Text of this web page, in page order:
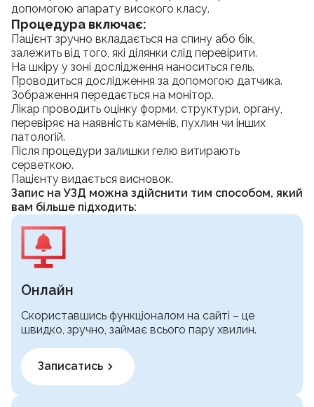
допомогою апарату високого класу.
Процедура включає:
Пацієнт зручно вкладається на спину або бік,
залежить від того, які ділянки слід перевірити.
На шкіру у зоні дослідження наноситься гель.
Проводиться дослідження за допомогою датчика.
Зображення передається на монітор.
Лікар проводить оцінку форми, структури, органу,
перевіряє на наявність каменів, пухлин чи інших
патологій.
Після процедури залишки гелю витирають
серветкою.
Пацієнту видається висновок.
Запис на УЗД можна здійснити тим способом, який
вам більше підходить:
Онлайн
Cкориставшись функціоналом на сайті – це
швидко, зручно, займає всього пару хвилин.
Записатись